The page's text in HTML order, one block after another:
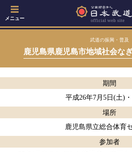
メニュー
武道の振興・普及
鹿児島県鹿児島市地域社会な
期間
平成26年7月5日(土)
場所
鹿児島県立総合体育
参加者